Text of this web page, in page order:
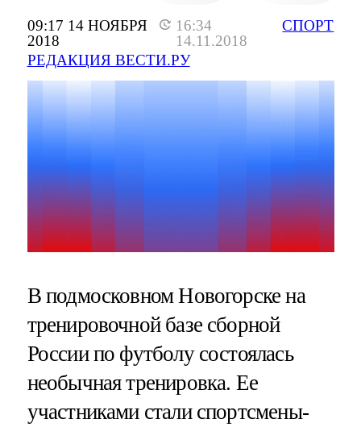
09:17 14 НОЯБРЯ
2018
16:34
14.11.2018
РЕДАКЦИЯ ВЕСТИ.РУ
СПОРТ
В подмосковном Новогорске на
тренировочной базе сборной
России по футболу состоялась
необычная тренировка. Ее
участниками стали спортсмены-